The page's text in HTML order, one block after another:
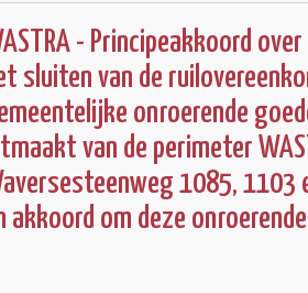
- Principeakkoord
sluiten van de
onroerende
van de perimeter
1085, 1103
akkoord om deze